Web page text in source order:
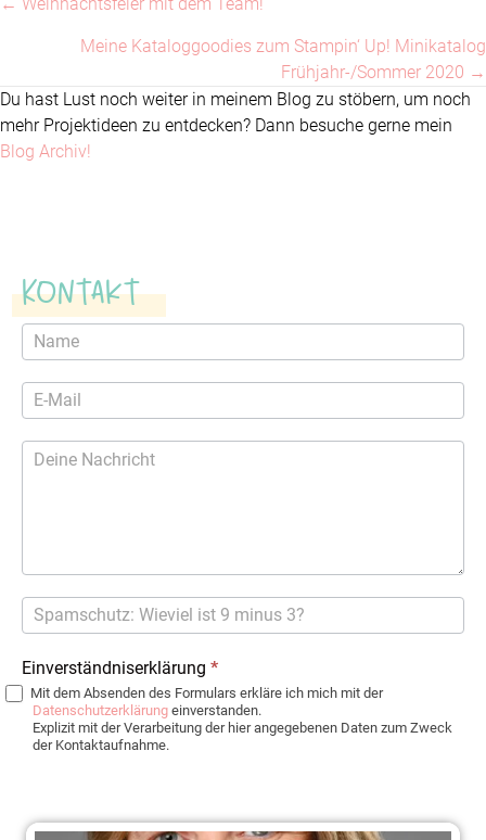
Posts
navigationMeine Kataloggoodies zum Stampin‘ Up! Minikatalog
Frühjahr-/Sommer 2020 →
Du hast Lust noch weiter in meinem Blog zu stöbern, um noch
mehr Projektideen zu entdecken? Dann besuche gerne mein
Blog Archiv!
Kontakt
Kontaktformular
Einverständniserklärung *
Mit dem Absenden des Formulars erkläre ich mich mit der
Datenschutzerklärung einverstanden.
Explizit mit der Verarbeitung der hier angegebenen Daten zum Zweck
der Kontaktaufnahme.